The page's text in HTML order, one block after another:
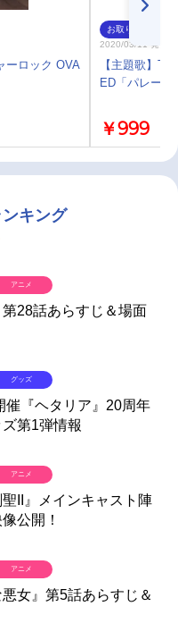
ーロック OVA
お取り寄せ
2020/03/11 発売
【主題歌】
ED「パレー
￥999
キング
第28話あらすじ＆場面
アニメ
催『ヘタリア』20周年
第1弾情報
グッズ
聖II』メインキャスト陣
公開！
アニメ
悪女』第5話あらすじ＆
アニメ